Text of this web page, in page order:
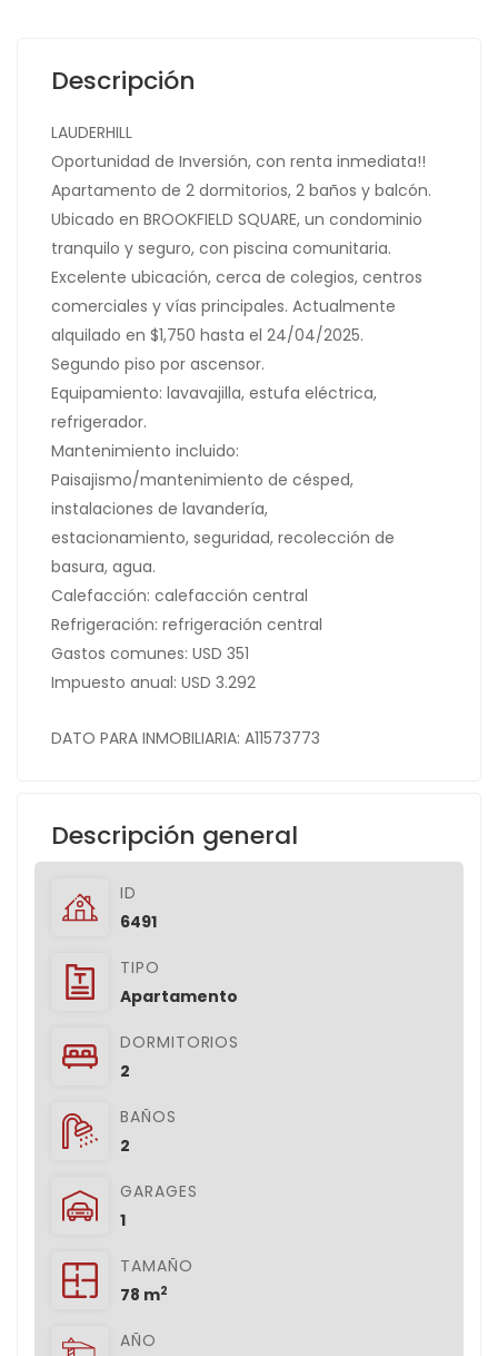
Descripción
LAUDERHILL
Oportunidad de Inversión, con renta inmediata!!
Apartamento de 2 dormitorios, 2 baños y balcón.
Ubicado en BROOKFIELD SQUARE, un condominio
tranquilo y seguro, con piscina comunitaria.
Excelente ubicación, cerca de colegios, centros
comerciales y vías principales. Actualmente
alquilado en $1,750 hasta el 24/04/2025.
Segundo piso por ascensor.
Equipamiento: lavavajilla, estufa eléctrica,
refrigerador.
Mantenimiento incluido:
Paisajismo/mantenimiento de césped,
instalaciones de lavandería,
estacionamiento, seguridad, recolección de
basura, agua.
Calefacción: calefacción central
Refrigeración: refrigeración central
Gastos comunes: USD 351
Impuesto anual: USD 3.292
DATO PARA INMOBILIARIA: A11573773
Descripción general
ID
6491
TIPO
Apartamento
DORMITORIOS
2
BAÑOS
2
GARAGES
1
TAMAÑO
78 m2
AÑO